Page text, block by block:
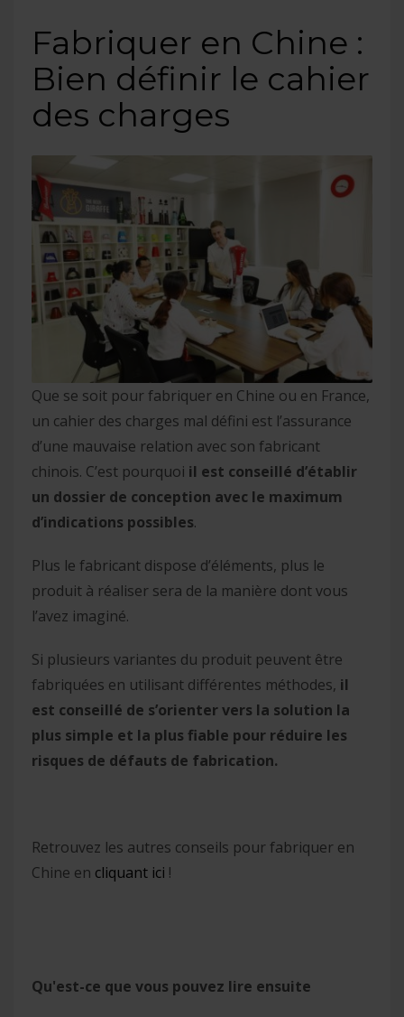
Fabriquer en Chine :
Bien définir le cahier
des charges
Que se soit pour fabriquer en Chine ou en France,
un cahier des charges mal défini est l’assurance
d’une mauvaise relation avec son fabricant
chinois. C’est pourquoi il est conseillé d’établir
un dossier de conception avec le maximum
d’indications possibles.
Plus le fabricant dispose d’éléments, plus le
produit à réaliser sera de la manière dont vous
l’avez imaginé.
Si plusieurs variantes du produit peuvent être
fabriquées en utilisant différentes méthodes, il
est conseillé de s’orienter vers la solution la
plus simple et la plus fiable pour réduire les
risques de défauts de fabrication.
Retrouvez les autres conseils pour fabriquer en
Chine en cliquant ici !
Qu'est-ce que vous pouvez lire ensuite